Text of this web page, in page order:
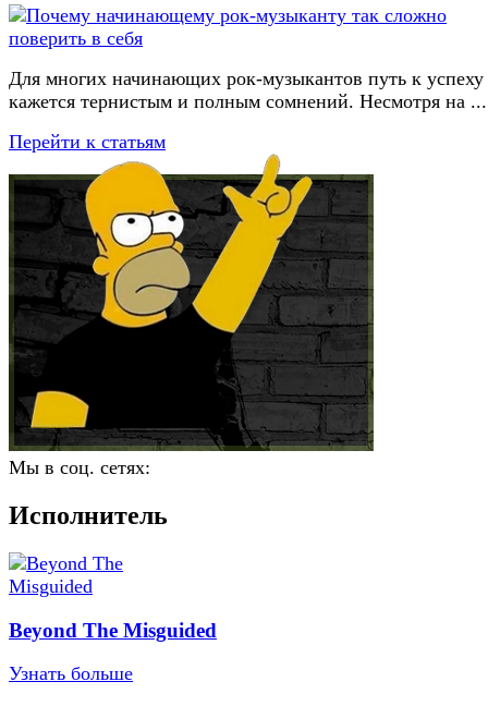
Для многих начинающих рок-музыкантов путь к успеху
кажется тернистым и полным сомнений. Несмотря на ...
Перейти к статьям
Мы в соц. сетях:
Исполнитель
Beyond The Misguided
Узнать больше